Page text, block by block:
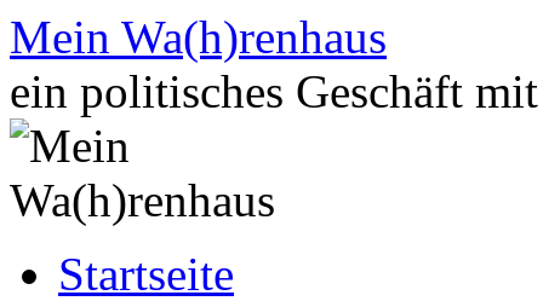
Zum
Inhalt
springen
Mein Wa(h)renhaus
ein politisches Geschäft
Startseite